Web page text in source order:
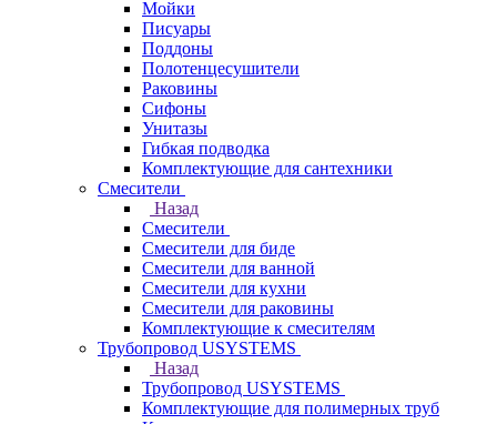
Мойки
Писуары
Поддоны
Полотенцесушители
Раковины
Сифоны
Унитазы
Гибкая подводка
Комплектующие для сантехники
Смесители
Назад
Смесители
Смесители для биде
Смесители для ванной
Смесители для кухни
Смесители для раковины
Комплектующие к смесителям
Трубопровод USYSTEMS
Назад
Трубопровод USYSTEMS
Комплектующие для полимерных труб